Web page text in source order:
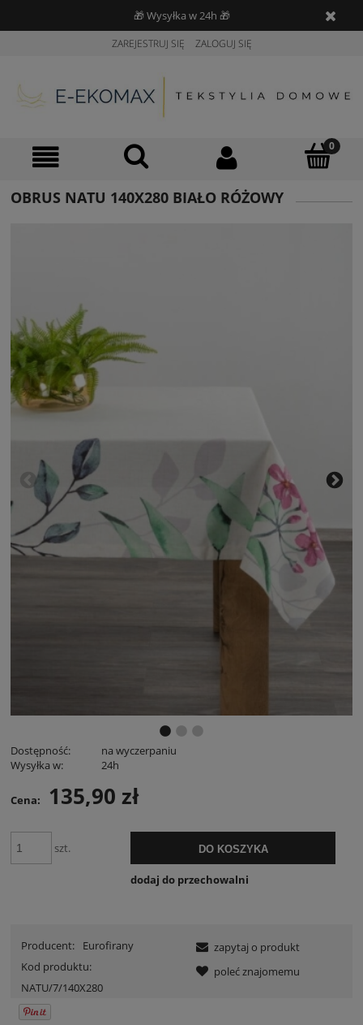
🎁 Wysyłka w 24h 🎁
ZAREJESTRUJ SIĘ ZALOGUJ SIĘ
OBRUS NATU 140X280 BIAŁO RÓŻOWY
Dostępność:
na wyczerpaniu
Wysyłka w:
24h
Cena: 135,90 zł
szt. DO KOSZYKA
dodaj do przechowalni
Producent:
Eurofirany
Kod produktu:
NATU/7/140X280
zapytaj o produkt
poleć znajomemu